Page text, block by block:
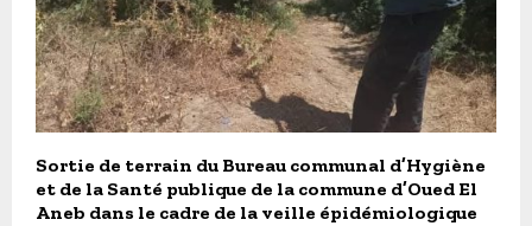
Sortie de terrain du Bureau communal d’Hygiène
et de la Santé publique de la commune d’Oued El
Aneb dans le cadre de la veille épidémiologique